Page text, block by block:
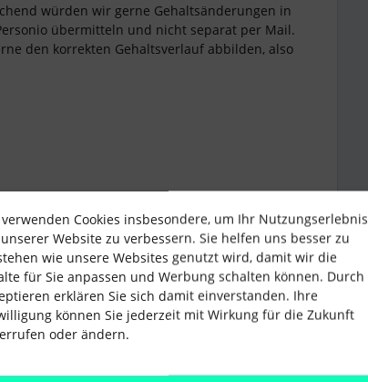
würden wir gerne Gehaltsänderungen in
übermitteln und nicht separat per Mail.
den korrekten Gehaltsverlauf abbilden, also
Forum|Forum|2 years ago
aber das kann Personio aktuell leider noch nicht.
Cookies insbesondere, um Ihr Nutzungserlebnis
Website zu verbessern. Sie helfen uns besser zu
wie unsere Websites genutzt wird, damit wir die
für Sie anpassen und Werbung schalten können. Durch
erklären Sie sich damit einverstanden. Ihre
können Sie jederzeit mit Wirkung für die Zukunft
oder ändern.